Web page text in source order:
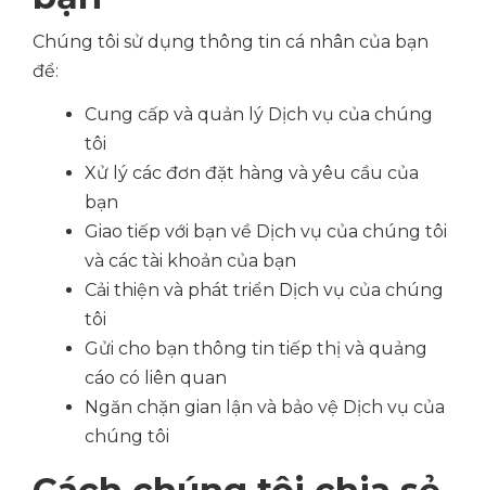
Chúng tôi sử dụng thông tin cá nhân của bạn
để:
Cung cấp và quản lý Dịch vụ của chúng
tôi
Xử lý các đơn đặt hàng và yêu cầu của
bạn
Giao tiếp với bạn về Dịch vụ của chúng tôi
và các tài khoản của bạn
Cải thiện và phát triển Dịch vụ của chúng
tôi
Gửi cho bạn thông tin tiếp thị và quảng
cáo có liên quan
Ngăn chặn gian lận và bảo vệ Dịch vụ của
chúng tôi